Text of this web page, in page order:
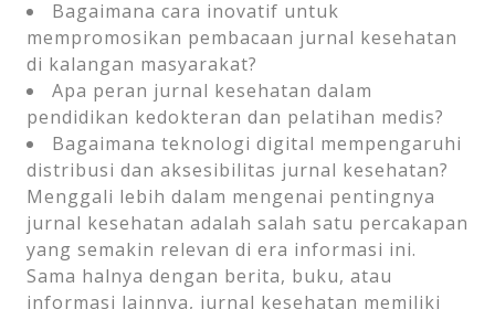
Bagaimana cara inovatif untuk
mempromosikan pembacaan jurnal kesehatan
di kalangan masyarakat?
Apa peran jurnal kesehatan dalam
pendidikan kedokteran dan pelatihan medis?
Bagaimana teknologi digital mempengaruhi
distribusi dan aksesibilitas jurnal kesehatan?
Menggali lebih dalam mengenai pentingnya
jurnal kesehatan adalah salah satu percakapan
yang semakin relevan di era informasi ini.
Sama halnya dengan berita, buku, atau
informasi lainnya, jurnal kesehatan memiliki